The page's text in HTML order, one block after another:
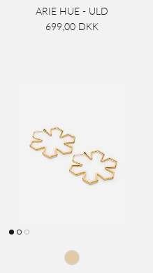
ARIE HUE - ULD
699,00 DKK